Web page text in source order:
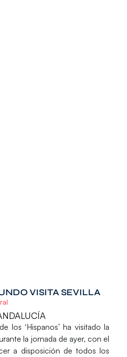
VISITA SEVILLA
los ‘Hispanos’ ha visitado la
la jornada de ayer, con el
a disposición de todos los